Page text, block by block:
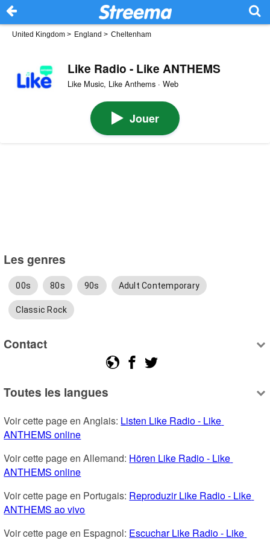
United Kingdom > England > Cheltenham
Like Radio - Like ANTHEMS
Like Music, Like Anthems · Web
Jouer
Les genres
00s 80s 90s Adult Contemporary
Classic Rock
Contact
Toutes les langues
Voir cette page en Anglais: Listen Like Radio - Like
ANTHEMS online
Voir cette page en Allemand: Hören Like Radio - Like
ANTHEMS online
Voir cette page en Portugais: Reproduzir Like Radio - Like
ANTHEMS ao vivo
Voir cette page en Espagnol: Escuchar Like Radio - Like